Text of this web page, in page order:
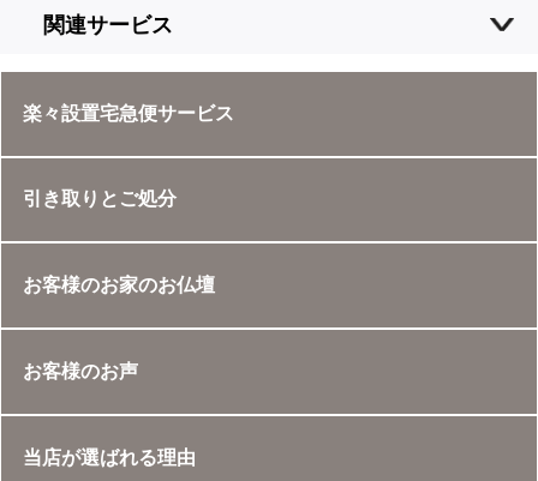
関連サービス
楽々設置宅急便サービス
引き取りとご処分
お客様のお家のお仏壇
お客様のお声
当店が選ばれる理由